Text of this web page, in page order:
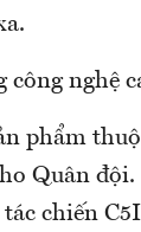
nghệ
phẩm
Quân đội.
chiến